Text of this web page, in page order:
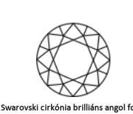
Swarovski cirkónia brilliáns angol